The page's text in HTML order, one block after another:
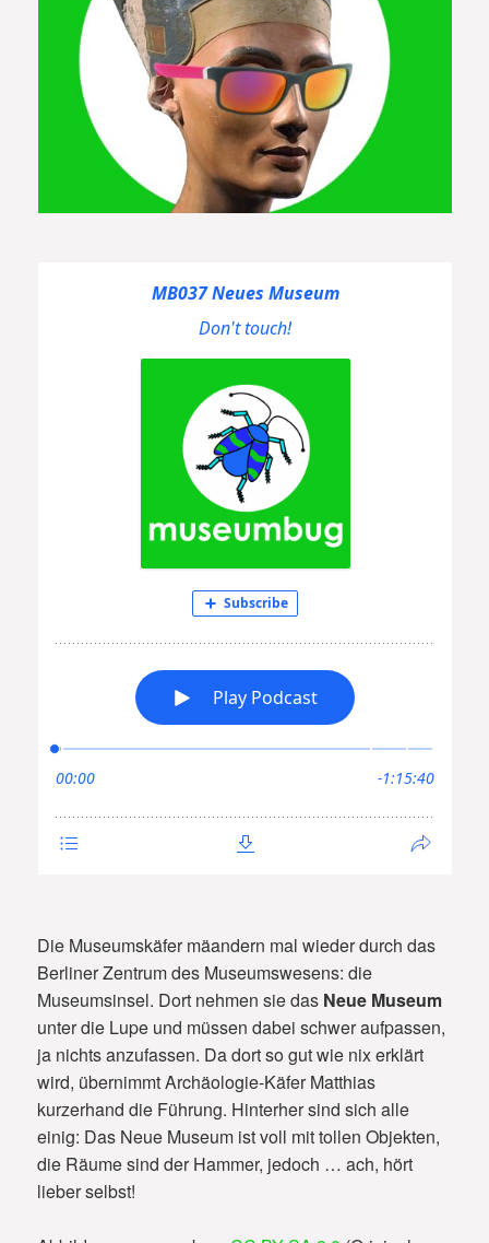
Die Museumskäfer mäandern mal wieder durch das
Berliner Zentrum des Museumswesens: die
Museumsinsel. Dort nehmen sie das Neue Museum
unter die Lupe und müssen dabei schwer aufpassen,
ja nichts anzufassen. Da dort so gut wie nix erklärt
wird, übernimmt Archäologie-Käfer Matthias
kurzerhand die Führung. Hinterher sind sich alle
einig: Das Neue Museum ist voll mit tollen Objekten,
die Räume sind der Hammer, jedoch … ach, hört
lieber selbst!